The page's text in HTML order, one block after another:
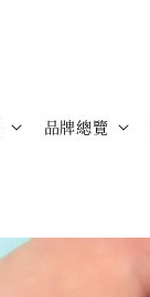
品牌總覽